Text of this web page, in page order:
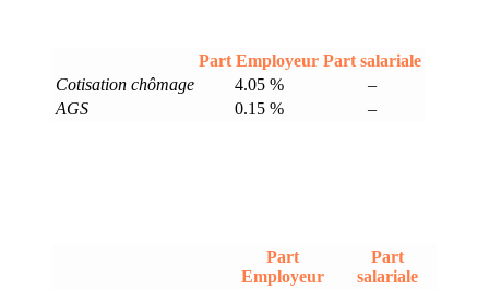
Part Employeur Part salariale
Cotisation chômage
4.05 %
–
AGS
0.15 % –
Part
Employeur
Part
salariale